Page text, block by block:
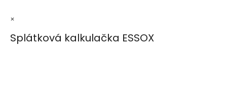
×
Splátková kalkulačka ESSOX